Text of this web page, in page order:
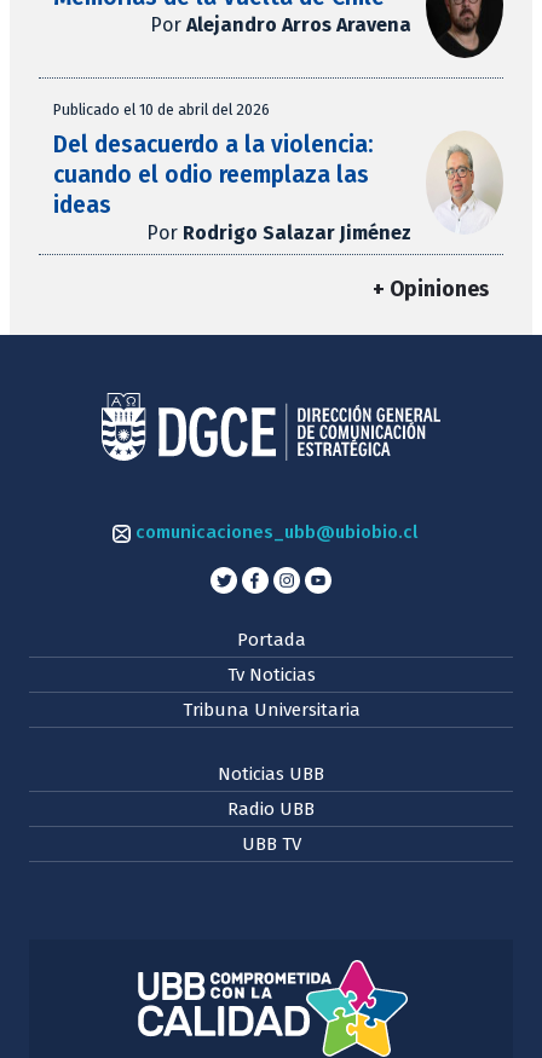
Por Alejandro Arros Aravena
Publicado el 10 de abril del 2026
Del desacuerdo a la violencia:
cuando el odio reemplaza las
ideas
Por Rodrigo Salazar Jiménez
+ Opiniones
comunicaciones_ubb@ubiobio.cl
Portada
Tv Noticias
Tribuna Universitaria
Noticias UBB
Radio UBB
UBB TV